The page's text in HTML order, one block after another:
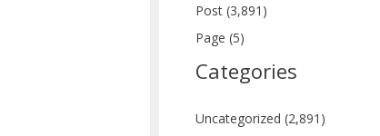
Post (3,891)
Page (5)
Categories
Uncategorized (2,891)